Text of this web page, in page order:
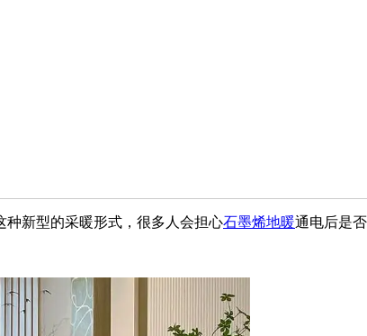
新型的采暖形式，很多人会担心石墨烯地暖通电后是